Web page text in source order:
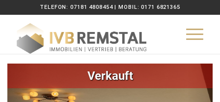
TELEFON: 07181 4808454 | MOBIL: 0171 6821365
Verkauft